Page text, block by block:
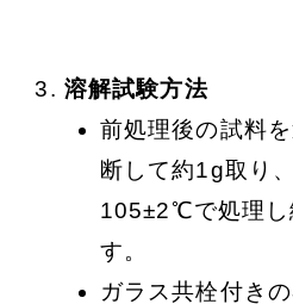
溶解試験方法
前処理後の試料
断して約1g取り
105±2℃で処理し
す。
ガラス共栓付き